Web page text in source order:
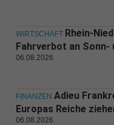
WIRTSCHAFT Rhein-
Fahrverbot an Sonn-
06.08.2026
FINANZEN Adieu
Europas Reiche
06.08.2026